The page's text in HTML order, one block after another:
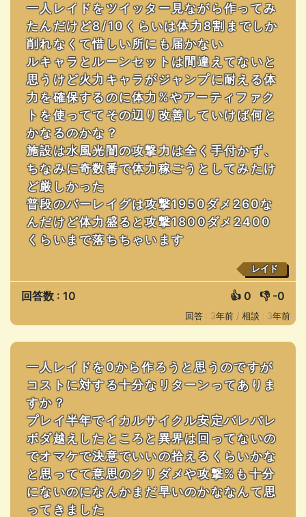
一人レイドをツイッター見ながら作ってみ
たんだけど8/10くらいは体力8割までしか
削れなくて惜しい所にも届かない
ルキャラとルーンセットは間違えてないと
思うけど火力キャラがジャンプに耐える体
力を確保するのに体力%やアーティファク
トを使っててその辺り改善していけば何と
かなるのかな？
施設は水風光闇の攻撃力は全く手付かず、
ちなみに奇数番で体力稼ごうとしてみたけ
ど厳しかった
普段のバーレイグは攻撃1950ダメ260な
んだけど体力盛ると攻撃1800ダメ2400
くらいまで落ちちゃいます
レイド
回答数 : 10 👍 0 👎 -0
回答 : 3年前 / 相談 : 3年前
一人レイドを0から作ろうと思うのですが
コストに対する十分なリターンってありま
すか？
プレイ半年でイカルサイクル安定バレバレ
ボダ越えしたところと異界は回ってないの
でオマケで決意でいいの拾えるくらいかな
と思ってて意思のクリダメや攻撃%も十分
にないのになんかまだ早いのかななんて思
ってきました